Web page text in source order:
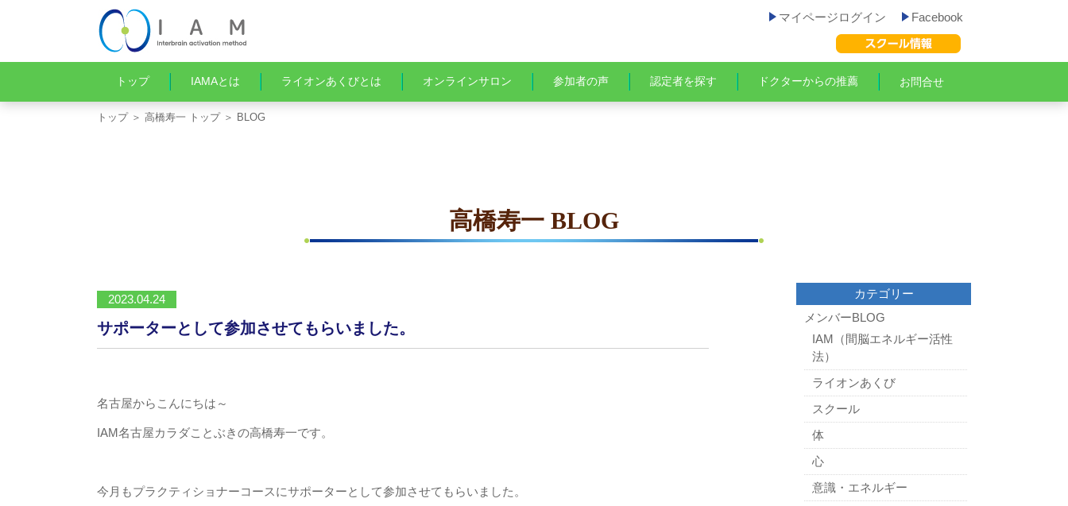
マイページログイン Facebook
トップ IAMAとは ライオンあくびとは オンラインサロン 参加者の声 認定者を探す ドクターからの推薦 お問合せ
トップ＞ 高橋寿一 トップ＞ BLOG
高橋寿一 BLOG
2023.04.24
サポーターとして参加させてもらいました。
名古屋からこんにちは～
IAM名古屋カラダことぶきの高橋寿一です。
今月もプラクティショナーコースにサポーターとして参加させてもらいました。
カテゴリー
メンバーBLOG
IAM（間脳エネルギー活性
法）
ライオンあくび
スクール
体
心
意識・エネルギー